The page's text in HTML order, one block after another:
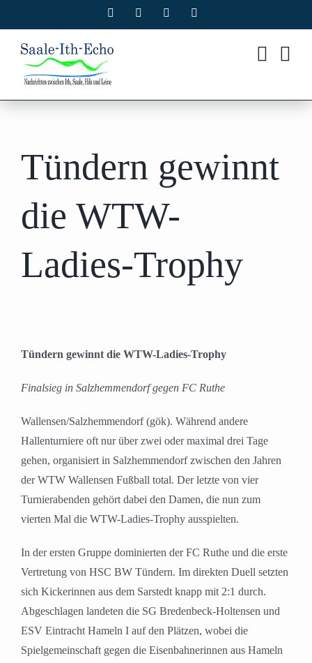
Inhalt
springen
Facebook Instagram
Tündern gewinnt
die WTW-
Ladies-Trophy
Tündern gewinnt die WTW-Ladies-Trophy
Finalsieg in Salzhemmendorf gegen FC Ruthe
Wallensen/Salzhemmendorf (gök). Während andere
Hallenturniere oft nur über zwei oder maximal drei Tage
gehen, organisiert in Salzhemmendorf zwischen den Jahren
der WTW Wallensen Fußball total. Der letzte von vier
Turnierabenden gehört dabei den Damen, die nun zum
vierten Mal die WTW-Ladies-Trophy ausspielten.
In der ersten Gruppe dominierten der FC Ruthe und die erste
Vertretung von HSC BW Tündern. Im direkten Duell setzten
sich Kickerinnen aus dem Sarstedt knapp mit 2:1 durch.
Abgeschlagen landeten die SG Bredenbeck-Holtensen und
ESV Eintracht Hameln I auf den Plätzen, wobei die
Spielgemeinschaft gegen die Eisenbahnerinnen aus Hameln